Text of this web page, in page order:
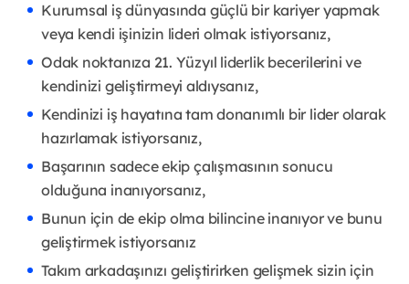
Kurumsal iş dünyasında güçlü bir kariyer yapmak
veya kendi işinizin lideri olmak istiyorsanız,
Odak noktanıza 21. Yüzyıl liderlik becerilerini ve
kendinizi geliştirmeyi aldıysanız,
Kendinizi iş hayatına tam donanımlı bir lider olarak
hazırlamak istiyorsanız,
Başarının sadece ekip çalışmasının sonucu
olduğuna inanıyorsanız,
Bunun için de ekip olma bilincine inanıyor ve bunu
geliştirmek istiyorsanız
Takım arkadaşınızı geliştirirken gelişmek sizin için